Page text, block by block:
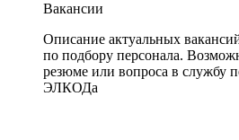
Вакансии
Описание актуальных
по подбору персонала.
резюме или вопроса в службу
ЭЛКОДа